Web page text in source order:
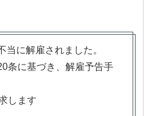
当に解雇されました。
条に基づき、解雇予告手
します